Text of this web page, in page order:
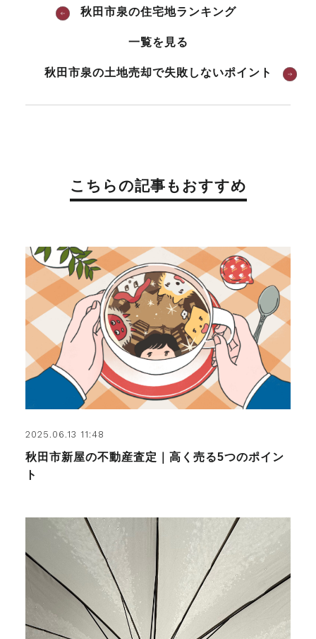
秋田市泉の住宅地ランキング
一覧を見る
秋田市泉の土地売却で失敗しないポイント
こちらの記事もおすすめ
2025.06.13 11:48
秋田市新屋の不動産査定｜高く売る5つのポイン
ト